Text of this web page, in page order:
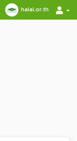
halal.or.th